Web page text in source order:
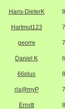
Hans-DieterK
Hartmut123
georre
Daniel K
66plus
rla@myP
Ernstt